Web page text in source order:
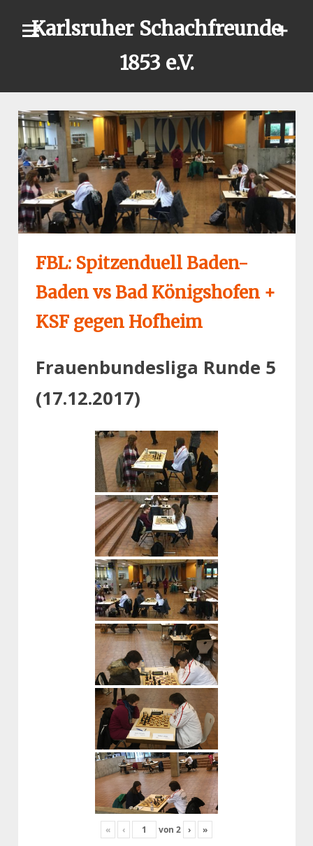
Karlsruher Schachfreunde
1853 e.V.
FBL: Spitzenduell Baden-
Baden vs Bad Königshofen +
KSF gegen Hofheim
Frauenbundesliga Runde 5
(17.12.2017)
« ‹ von 2 › »